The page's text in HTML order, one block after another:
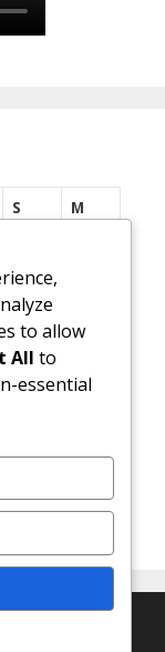
S
M
8
15
16
22
dengan
to allow
All to
essential